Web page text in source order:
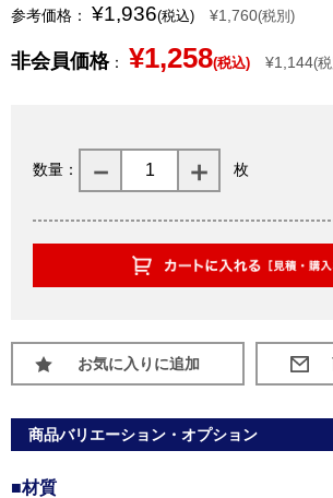
参考価格： ¥1,936(税込) ¥1,760(税別)
非会員価格： ¥1,258(税込) ¥1,144(
数量： 枚
お気に入りに追加
商品バリエーション・オプション
■材質